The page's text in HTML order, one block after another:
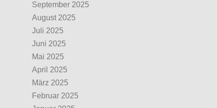
September 2025
August 2025
Juli 2025
Juni 2025
Mai 2025
April 2025
März 2025
Februar 2025